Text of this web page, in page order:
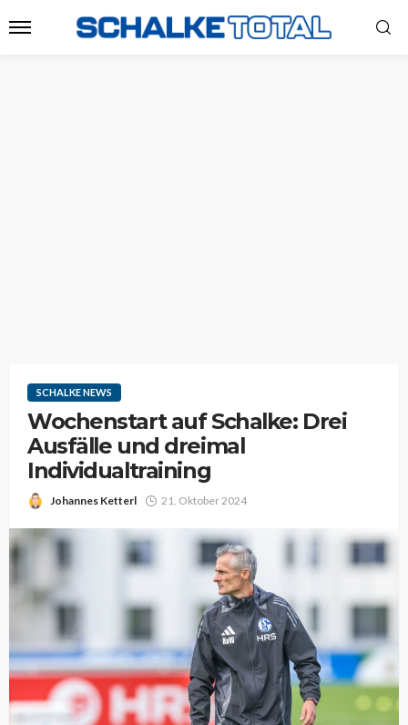
SCHALKE NEWS
Wochenstart auf Schalke: Drei
Ausfälle und dreimal
Individualtraining
Johannes Ketterl 21. Oktober 2024